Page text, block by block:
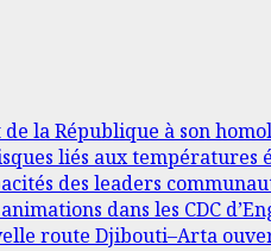
la République à son
liés aux températures
des leaders
dans les CDC
route Djibouti–Arta